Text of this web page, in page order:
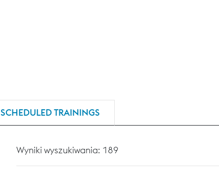
SCHEDULED TRAININGS
Wyniki wyszukiwania: 189